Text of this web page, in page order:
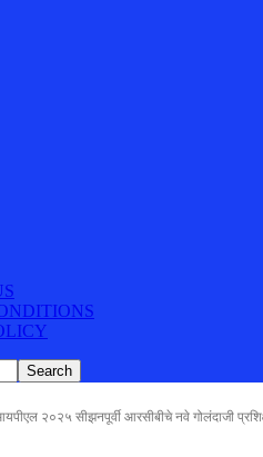
२०२५ सीझनपूर्वी आरसीबीचे नवे गोलंदाजी